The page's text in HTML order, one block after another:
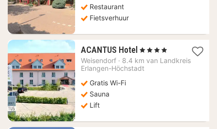
Restaurant
Fietsverhuur
ACANTUS Hotel 1
nacht
vanaf
, 4 Sterren
Weisendorf · 8.4 km van Landkreis
Erlangen-Höchstadt
Gratis Wi-Fi
Sauna
Lift